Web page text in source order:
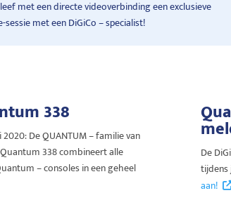
met een directe videoverbinding een exclusieve
sessie met een DiGiCo – specialist!
338
De QUANTUM – familie van
338 combineert alle
– consoles in een geheel
De
tijdens
aan!